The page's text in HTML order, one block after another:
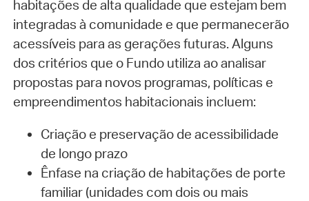
habitações de alta qualidade que estejam bem
integradas à comunidade e que permanecerão
acessíveis para as gerações futuras. Alguns
dos critérios que o Fundo utiliza ao analisar
propostas para novos programas, políticas e
empreendimentos habitacionais incluem:
Criação e preservação de acessibilidade
de longo prazo
Ênfase na criação de habitações de porte
familiar (unidades com dois ou mais